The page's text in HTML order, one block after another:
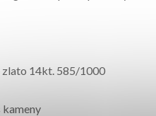
zlato 14kt. 585/1000
kameny